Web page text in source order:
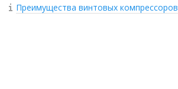
Преимущества винтовых компрессоров